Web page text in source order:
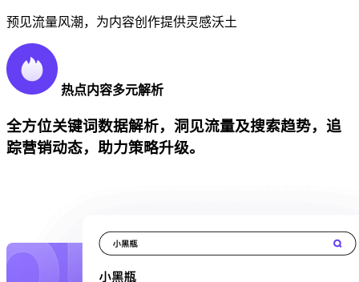
预见流量风潮，为内容创作提供灵感沃土
热点内容多元解析
全方位关键词数据解析，洞见流量及搜索趋势，追
踪营销动态，助力策略升级。